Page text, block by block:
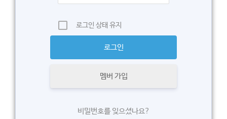
로그인 상태 유지
멤버 가입
비밀번호를 잊으셨나요?